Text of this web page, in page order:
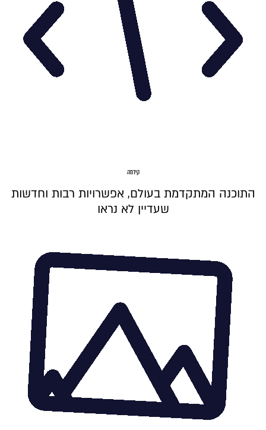
קידמה
התוכנה המתקדמת בעולם, אפשרויות רבות וחדשות
שעדיין לא נראו